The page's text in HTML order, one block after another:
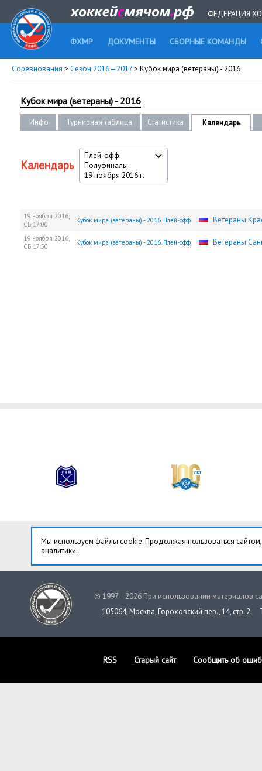
ФЕДЕРАЦИЯ
ФХМР ДОКУМЕНТЫ СБОРНЫЕ КОМАНДЫ
Соревнования > Сезон 2016—2017> Кубок мира (ветераны) - 2016
Кубок мира (ветераны) - 2016
Инфо Турнирная таблица Статистика Календарь
Календарь
Плей-офф.
Полуфиналы.
19 ноября 2016 г.
19 ноября 2016,
СБ 17:00 Кубок мира (ветераны) - 2016. Плей-офф Ветераны
19 ноября 2016,
СБ 17:50 Кубок мира (ветераны) - 2016. Плей-офф Ветераны
Мы используем файлы cookie. Продолжая пользоваться
аналитики.
© 1997—2026 При использовании материалов
105064, Москва, Гороховский пер., 14, стр. 2
RSS Старый сайт Сообщить об